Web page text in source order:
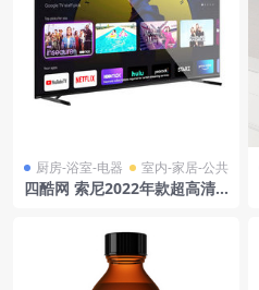
厨房-浴室-电器 室内-家居-公共
四酷网 索尼2022年款超高清4